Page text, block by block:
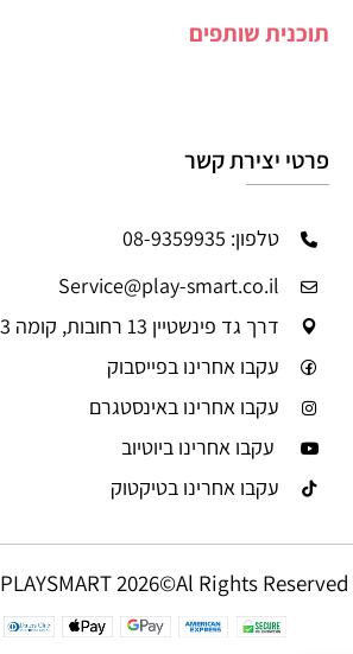
תוכנית שותפים
פרטי יצירת קשר
טלפון: 08-9359935
Service@play-smart.co.il
דרך גד פינשטיין 13 רחובות, קומה 3, מחסן 303
עקבו אחרינו בפייסבוק
עקבו אחרינו באינסטגרם
עקבו אחרינו ביוטיוב
עקבו אחרינו בטיקטוק
PLAYSMART 2026©Al Rights Reserved